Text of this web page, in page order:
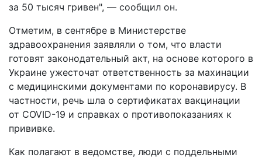
за 50 тысяч гривен", — сообщил он.
Отметим, в сентябре в Министерстве
здравоохранения заявляли о том, что власти
готовят законодательный акт, на основе которого в
Украине ужесточат ответственность за махинации
с медицинскими документами по коронавирусу. В
частности, речь шла о сертификатах вакцинации
от COVID-19 и справках о противопоказаниях к
прививке.
Как полагают в ведомстве, люди с поддельными